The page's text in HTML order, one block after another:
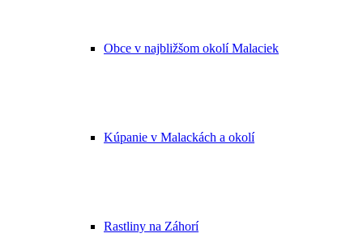
Obce v najbližšom okolí Malaciek
Kúpanie v Malackách a okolí
Rastliny na Záhorí